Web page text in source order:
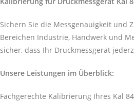
Sichern Sie die Messgenauigkeit und
Bereichen Industrie, Handwerk und
sicher, dass Ihr Druckmessgerät
Unsere Leistungen im Überblick:
Fachgerechte Kalibrierung Ihres Kal